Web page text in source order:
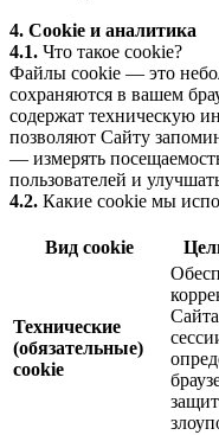
4. Cookie и аналитика
4.1. Что такое cookie?
Файлы cookie — это
сохраняются в вашем
содержат техническую
позволяют Сайту
— измерять
пользователей и
4.2. Какие cookie мы
Вид cookie
Технические
(обязательные)
cookie